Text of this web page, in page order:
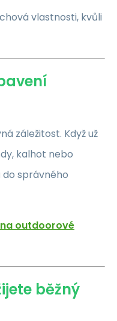
vlastnosti, kvůli
záležitost. Když už
kalhot nebo
správného
outdoorové
běžný